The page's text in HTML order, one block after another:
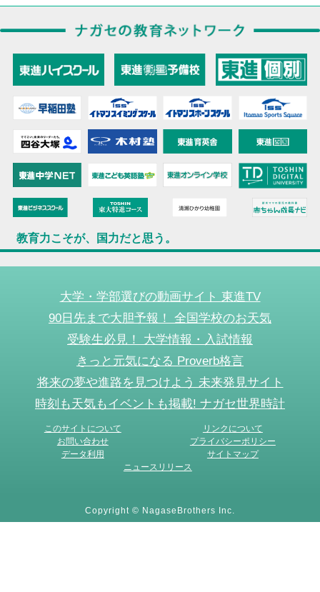
教育力こそが、国力だと思う。
大学・学部選びの動画サイト 東進TV
90日先まで大胆予報！ 全国学校のお天気
受験生必見！ 大学情報・入試情報
きっと元気になる Proverb格言
将来の夢や進路を見つけよう 未来発見サイト
時刻も天気もイベントも掲載! ナガセ世界時計
このサイトについて
リンクについて
お問い合わせ
プライバシーポリシー
データ利用
サイトマップ
ニュースリリース
Copyright © NagaseBrothers Inc.